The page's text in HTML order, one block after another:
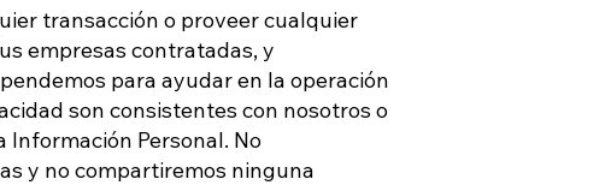
transacción o proveer cualquier
empresas contratadas, y
para ayudar en la operación
son consistentes con nosotros o
Personal. No
y no compartiremos ninguna